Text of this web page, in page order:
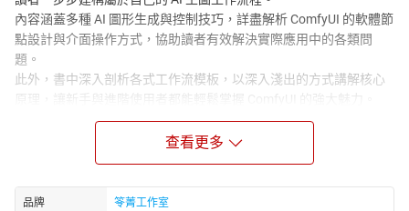
內容涵蓋多種 AI 圖形生成與控制技巧，詳盡解析 ComfyUI 的軟體節
點設計與介面操作方式，協助讀者有效解決實際應用中的各類問
題。
此外，書中深入剖析各式工作流模板，以深入淺出的方式講解核心
原理，讓新手與進階使用者都能輕鬆掌握 ComfyUI 的強大魅力。
第一節 線上入門使用
查看更多
品牌 笭菁工作室